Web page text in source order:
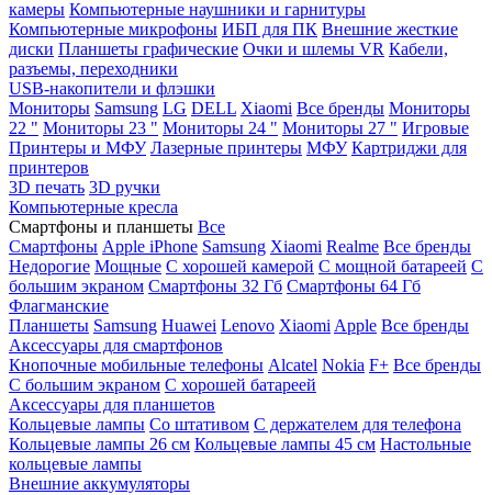
камеры Компьютерные наушники и гарнитуры
Компьютерные микрофоны ИБП для ПК Внешние жесткие
диски Планшеты графические Очки и шлемы VR Кабели,
разъемы, переходники
USB-накопители и флэшки
Мониторы Samsung LG DELL Xiaomi Все бренды Мониторы
22 " Мониторы 23 " Мониторы 24 " Мониторы 27 " Игровые
Принтеры и МФУ Лазерные принтеры МФУ Картриджи для
принтеров
3D печать 3D ручки
Компьютерные кресла
Смартфоны и планшеты Все
Смартфоны Apple iPhone Samsung Xiaomi Realme Все бренды
Недорогие Мощные С хорошей камерой С мощной батареей С
большим экраном Смартфоны 32 Гб Смартфоны 64 Гб
Флагманские
Планшеты Samsung Huawei Lenovo Xiaomi Apple Все бренды
Аксессуары для смартфонов
Кнопочные мобильные телефоны Alcatel Nokia F+ Все бренды
С большим экраном С хорошей батареей
Аксессуары для планшетов
Кольцевые лампы Со штативом C держателем для телефона
Кольцевые лампы 26 см Кольцевые лампы 45 см Настольные
кольцевые лампы
Внешние аккумуляторы